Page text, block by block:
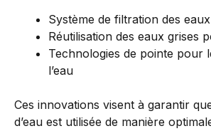
Système de filtration des
Réutilisation des eaux grises
Technologies de pointe pour
l’eau
Ces innovations visent à garantir
d’eau est utilisée de manière